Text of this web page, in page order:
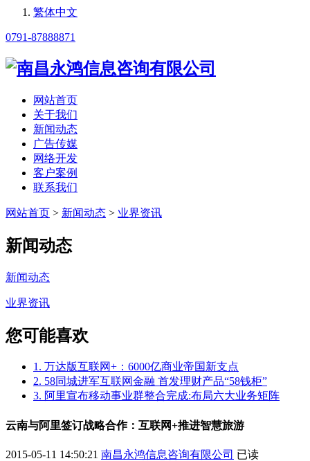
繁体中文
0791-87888871
网站首页
关于我们
新闻动态
广告传媒
网络开发
客户案例
联系我们
网站首页 > 新闻动态 > 业界资讯
新闻动态
新闻动态
业界资讯
您可能喜欢
1. 万达版互联网+：6000亿商业帝国新支点
2. 58同城进军互联网金融 首发理财产品“58钱柜”
3. 阿里宣布移动事业群整合完成:布局六大业务矩阵
云南与阿里签订战略合作：互联网+推进智慧旅游
2015-05-11 14:50:21 南昌永鸿信息咨询有限公司 已读